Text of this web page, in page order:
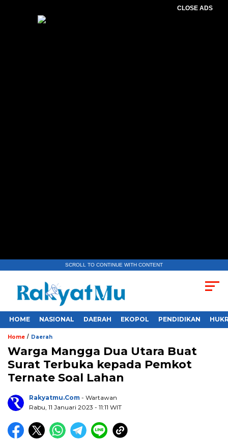
CLOSE ADS
SCROLL TO CONTINUE WITH CONTENT
HOME NASIONAL DAERAH EKOPOL PENDIDIKAN
Home / Daerah
Warga Mangga Dua Utara Buat
Surat Terbuka kepada Pemkot
Ternate Soal Lahan
Rakyatmu.com - Wartawan
Rabu, 11 Januari 2023 - 11:11 WIT